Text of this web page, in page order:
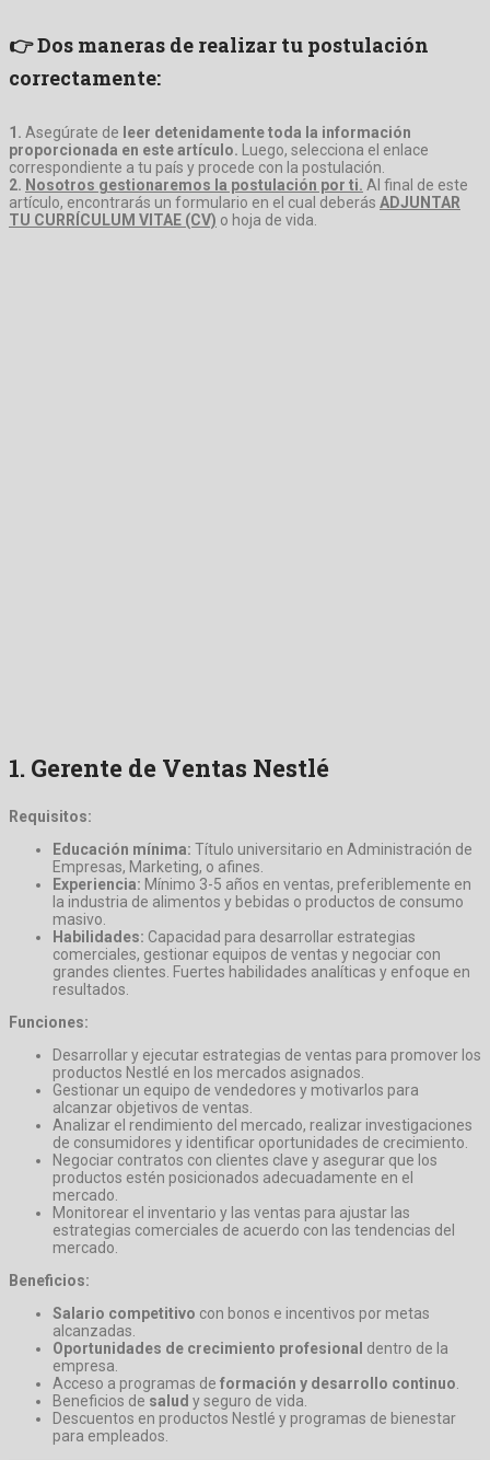
👉 Dos maneras de realizar tu postulación
correctamente:
1. Asegúrate de leer detenidamente toda la información
proporcionada en este artículo. Luego, selecciona el enlace
correspondiente a tu país y procede con la postulación.
2. Nosotros gestionaremos la postulación por ti. Al final de este
artículo, encontrarás un formulario en el cual deberás ADJUNTAR
TU CURRÍCULUM VITAE (CV) o hoja de vida.
1. Gerente de Ventas Nestlé
Requisitos:
Educación mínima: Título universitario en Administración de
Empresas, Marketing, o afines.
Experiencia: Mínimo 3-5 años en ventas, preferiblemente en
la industria de alimentos y bebidas o productos de consumo
masivo.
Habilidades: Capacidad para desarrollar estrategias
comerciales, gestionar equipos de ventas y negociar con
grandes clientes. Fuertes habilidades analíticas y enfoque en
resultados.
Funciones:
Desarrollar y ejecutar estrategias de ventas para promover los
productos Nestlé en los mercados asignados.
Gestionar un equipo de vendedores y motivarlos para
alcanzar objetivos de ventas.
Analizar el rendimiento del mercado, realizar investigaciones
de consumidores y identificar oportunidades de crecimiento.
Negociar contratos con clientes clave y asegurar que los
productos estén posicionados adecuadamente en el
mercado.
Monitorear el inventario y las ventas para ajustar las
estrategias comerciales de acuerdo con las tendencias del
mercado.
Beneficios:
Salario competitivo con bonos e incentivos por metas
alcanzadas.
Oportunidades de crecimiento profesional dentro de la
empresa.
Acceso a programas de formación y desarrollo continuo
Beneficios de salud y seguro de vida.
Descuentos en productos Nestlé y programas de bienestar
para empleados.